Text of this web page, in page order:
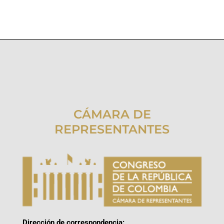
CÁMARA DE
REPRESENTANTES